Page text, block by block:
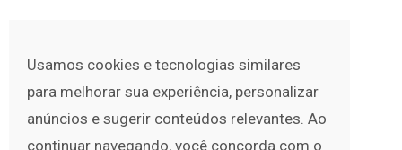
Usamos cookies e tecnologias similares
para melhorar sua experiência, personalizar
anúncios e sugerir conteúdos relevantes. Ao
continuar navegando, você concorda com o